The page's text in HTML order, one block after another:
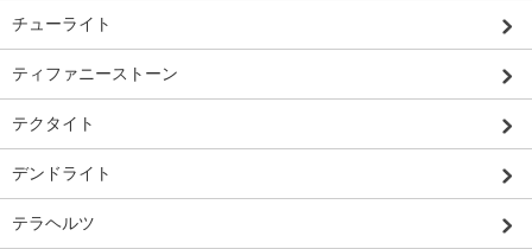
チューライト
ティファニーストーン
テクタイト
デンドライト
テラヘルツ